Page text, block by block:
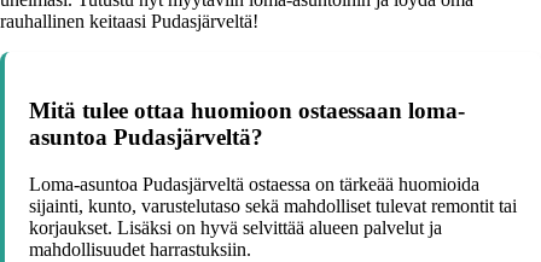
rauhallinen keitaasi Pudasjärveltä!
Mitä tulee ottaa huomioon ostaessaan loma-
asuntoa Pudasjärveltä?
Loma-asuntoa Pudasjärveltä ostaessa on tärkeää huomioida
sijainti, kunto, varustelutaso sekä mahdolliset tulevat remontit tai
korjaukset. Lisäksi on hyvä selvittää alueen palvelut ja
mahdollisuudet harrastuksiin.